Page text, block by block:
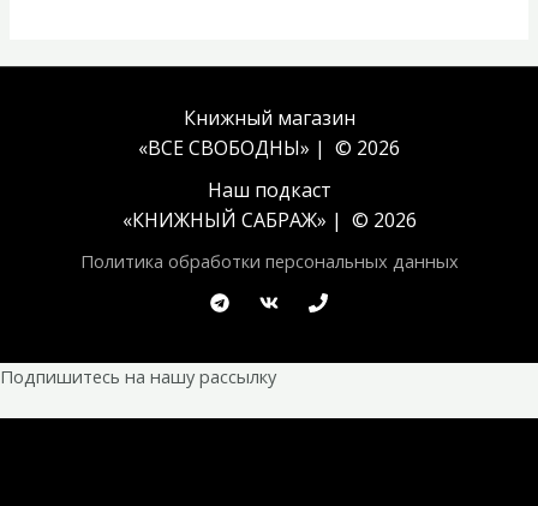
Книжный магазин
«ВСЕ СВОБОДНЫ» | © 2026
Наш подкаст
«КНИЖНЫЙ САБРАЖ» | © 2026
Политика обработки персональных данных
Подпишитесь на нашу рассылку